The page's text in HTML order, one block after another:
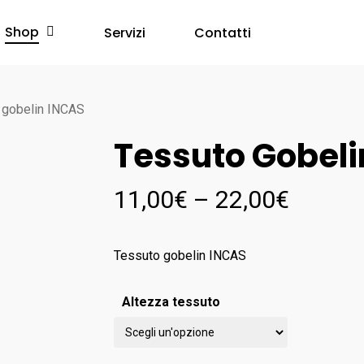
Shop Servizi Contatti
INCAS
Tessuto
11,00€ – 22,00€
Tessuto gobelin INCAS
Altezza tessuto